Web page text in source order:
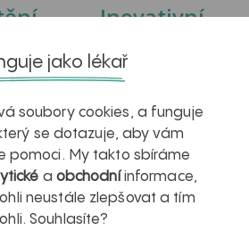
a
Inovativní
léčba
myastenie –
naděje pro ty,
kteří ji...
jako lékař
soubory cookies, a funguje
se dotazuje, aby vám
pomoci. My takto sbíráme
a obchodníinformace,
neustále zlepšovat a tím
Souhlasíte?